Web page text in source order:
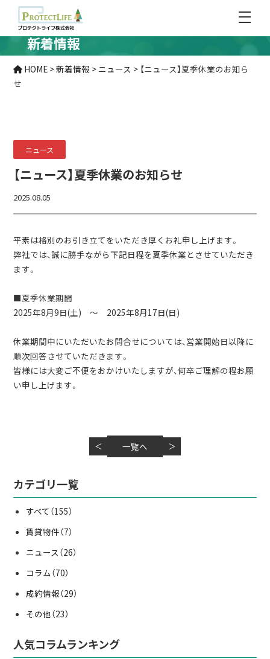
新着情報
HOME >新着情報 > ニュース > 【ニュース】夏季休業のお知ら
せ
ニュース
【ニュース】夏季休業のお知らせ
2025.08.05
平素は格別のお引き立てをいただき厚くお礼申し上げます。
弊社では、誠に勝手ながら下記日程を夏季休業とさせていただき
ます。
■夏季休業期間
2025年8月9日(土) ～ 2025年8月17日(日)
休業期間中にいただいたお問合せについては、 営業開始日以降に
順次回答させていただきます。
皆様には大変ご不便をおかけいたしますが、何卒ご理解の程お願
い申し上げます。
＜ 一覧へ ＞
カテゴリ一覧
すべて （155）
賃貸物件（7）
ニュース （26）
コラム （70）
成約情報（29）
その他（23）
人気コラムランキング